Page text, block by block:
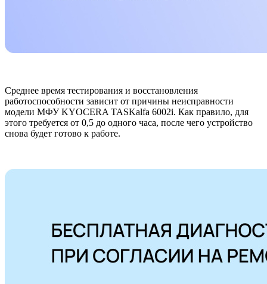
Среднее время тестирования и восстановления
работоспособности зависит от причины неисправности
модели МФУ KYOCERA TASKalfa 6002i. Как правило, для
этого требуется от 0,5 до одного часа, после чего устройство
снова будет готово к работе.